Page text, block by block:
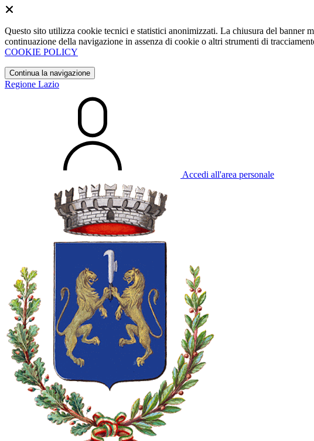
Questo sito utilizza cookie tecnici e statistici anonimizzati. La chiusura del banner
continuazione della navigazione in assenza di cookie o altri strumenti di
COOKIE POLICY
Continua la navigazione
Regione Lazio
Accedi all'area personale